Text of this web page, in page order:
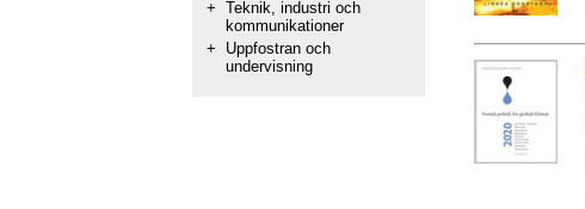
+ Teknik, industri och
kommunikationer
+
Uppfostran och
undervisning